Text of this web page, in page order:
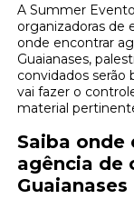
A Summer
organizadoras de
onde encontrar
Guaianases,
convidados serão
vai fazer o
material
Saiba onde
agência de
Guaianases